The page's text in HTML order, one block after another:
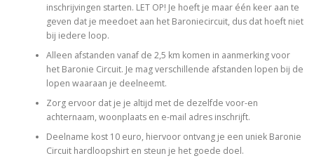
inschrijvingen starten. LET OP! Je hoeft je maar één keer aan te
geven dat je meedoet aan het Baroniecircuit, dus dat hoeft niet
bij iedere loop.
Alleen afstanden vanaf de 2,5 km komen in aanmerking voor
het Baronie Circuit. Je mag verschillende afstanden lopen bij de
lopen waaraan je deelneemt.
Zorg ervoor dat je je altijd met de dezelfde voor-en
achternaam, woonplaats en e-mail adres inschrijft.
Deelname kost 10 euro, hiervoor ontvang je een uniek Baronie
Circuit hardloopshirt en steun je het goede doel.